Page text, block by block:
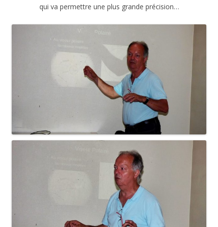
qui va permettre une plus grande précision…